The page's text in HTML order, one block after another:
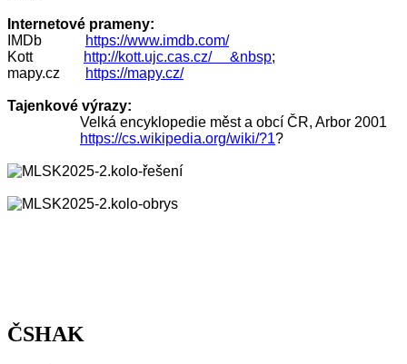
Internetové prameny:
IMDb
https://www.imdb.com/
Kott
http://kott.ujc.cas.cz/ &nbsp;
mapy.cz
https://mapy.cz/
Tajenkové výrazy:
Velká encyklopedie měst a obcí ČR, Arbor 2001
https://cs.wikipedia.org/wiki/?1?
ČSHAK